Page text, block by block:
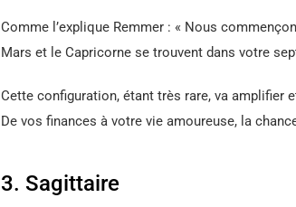
Comme l’explique Remmer : « Nous
Mars et le Capricorne se trouvent dans votre
Cette configuration, étant très rare, va amplifier
De vos finances à votre vie amoureuse, la
3. Sagittaire